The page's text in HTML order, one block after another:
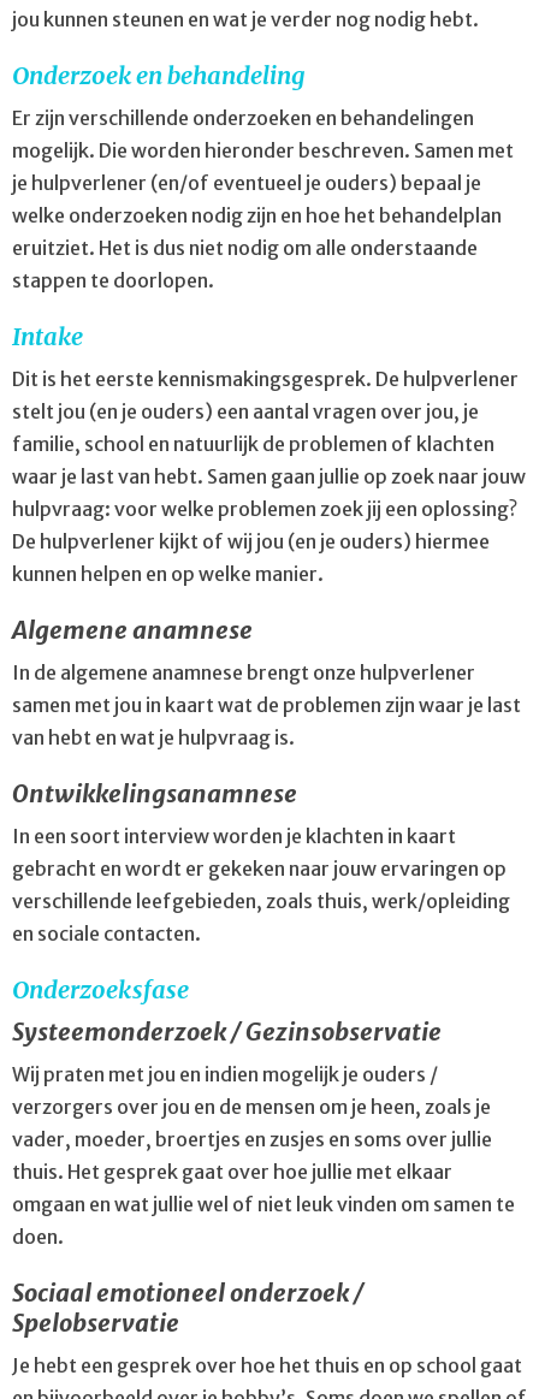
jou kunnen steunen en wat je verder nog nodig hebt.
Onderzoek en behandeling
Er zijn verschillende onderzoeken en behandelingen
mogelijk. Die worden hieronder beschreven. Samen met
je hulpverlener (en/of eventueel je ouders) bepaal je
welke onderzoeken nodig zijn en hoe het behandelplan
eruitziet. Het is dus niet nodig om alle onderstaande
stappen te doorlopen.
Intake
Dit is het eerste kennismakingsgesprek. De hulpverlener
stelt jou (en je ouders) een aantal vragen over jou, je
familie, school en natuurlijk de problemen of klachten
waar je last van hebt. Samen gaan jullie op zoek naar jouw
hulpvraag: voor welke problemen zoek jij een oplossing?
De hulpverlener kijkt of wij jou (en je ouders) hiermee
kunnen helpen en op welke manier.
Algemene anamnese
In de algemene anamnese brengt onze hulpverlener
samen met jou in kaart wat de problemen zijn waar je last
van hebt en wat je hulpvraag is.
Ontwikkelingsanamnese
In een soort interview worden je klachten in kaart
gebracht en wordt er gekeken naar jouw ervaringen op
verschillende leefgebieden, zoals thuis, werk/opleiding
en sociale contacten.
Onderzoeksfase
Systeemonderzoek / Gezinsobservatie
Wij praten met jou en indien mogelijk je ouders /
verzorgers over jou en de mensen om je heen, zoals je
vader, moeder, broertjes en zusjes en soms over jullie
thuis. Het gesprek gaat over hoe jullie met elkaar
omgaan en wat jullie wel of niet leuk vinden om samen te
doen.
Sociaal emotioneel onderzoek /
Spelobservatie
Je hebt een gesprek over hoe het thuis en op school gaat